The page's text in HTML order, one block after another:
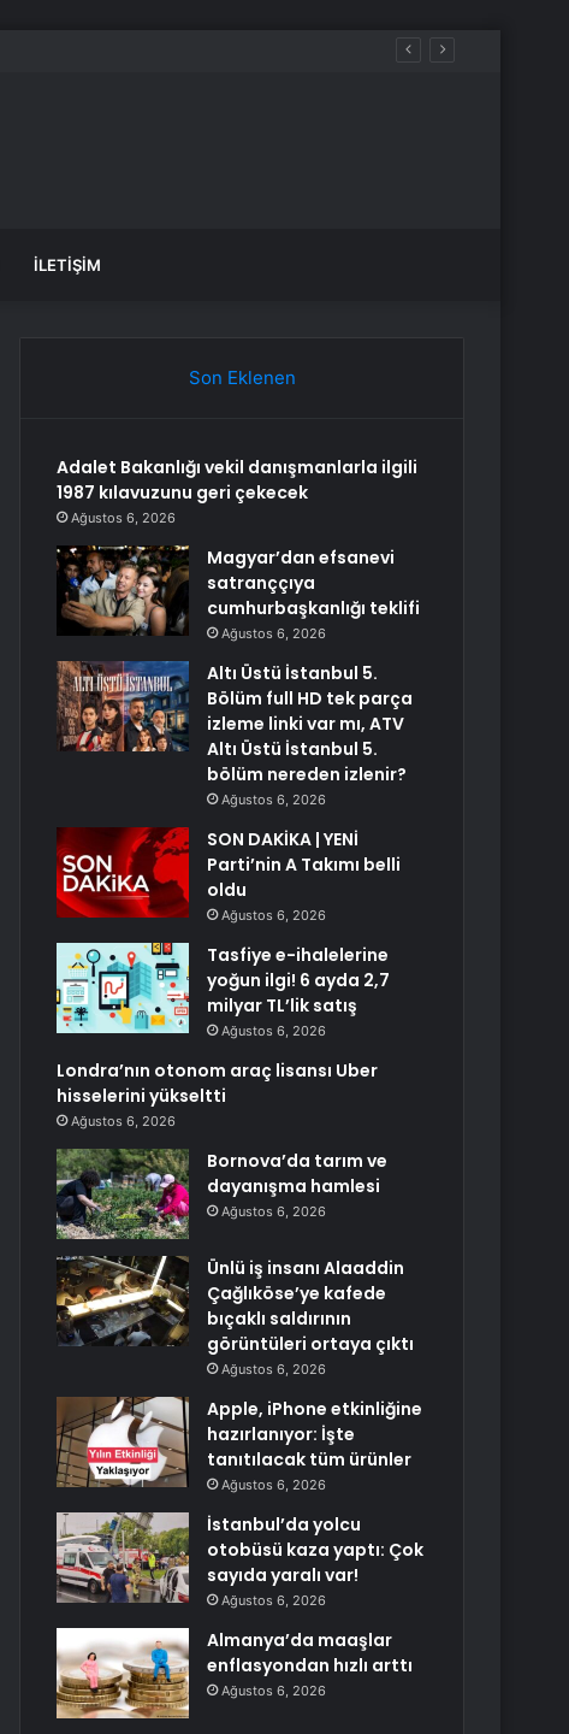
İLETIŞIM
Son Eklenen
Adalet Bakanlığı vekil danışmanlarla ilgili
1987 kılavuzunu geri çekecek
Ağustos 6, 2026
Magyar’dan efsanevi
satranççıya
cumhurbaşkanlığı teklifi
Ağustos 6, 2026
Altı Üstü İstanbul 5.
Bölüm full HD tek parça
izleme linki var mı, ATV
Altı Üstü İstanbul 5.
bölüm nereden izlenir?
Ağustos 6, 2026
SON DAKİKA | YENİ
Parti’nin A Takımı belli
oldu
Ağustos 6, 2026
Tasfiye e-ihalelerine
yoğun ilgi! 6 ayda 2,7
milyar TL’lik satış
Ağustos 6, 2026
Londra’nın otonom araç lisansı Uber
hisselerini yükseltti
Ağustos 6, 2026
Bornova’da tarım ve
dayanışma hamlesi
Ağustos 6, 2026
Ünlü iş insanı Alaaddin
Çağlıköse’ye kafede
bıçaklı saldırının
görüntüleri ortaya çıktı
Ağustos 6, 2026
Apple, iPhone etkinliğine
hazırlanıyor: İşte
tanıtılacak tüm ürünler
Ağustos 6, 2026
İstanbul’da yolcu
otobüsü kaza yaptı: Çok
sayıda yaralı var!
Ağustos 6, 2026
Almanya’da maaşlar
enflasyondan hızlı arttı
Ağustos 6, 2026